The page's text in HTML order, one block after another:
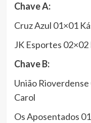
Chave A:
Cruz Azul 01×01
JK Esportes
Chave B:
União
Carol
Os Aposentados